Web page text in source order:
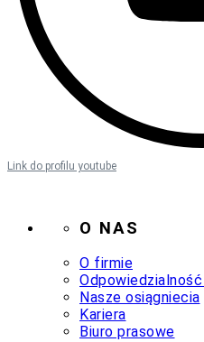
Link do profilu youtube
O NAS
O firmie
Nasze osiągniecia
Kariera
Biuro prasowe